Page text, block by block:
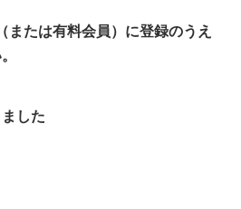
（または有料会員）に登録のうえ
した